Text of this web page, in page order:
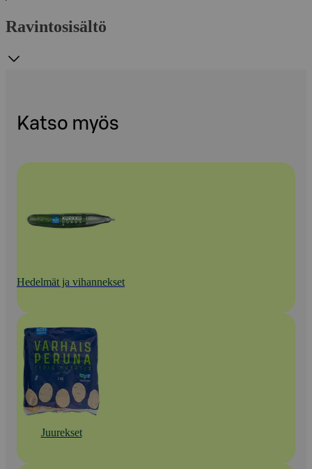
Ravintosisältö
Katso myös
Hedelmät ja vihannekset
Juurekset